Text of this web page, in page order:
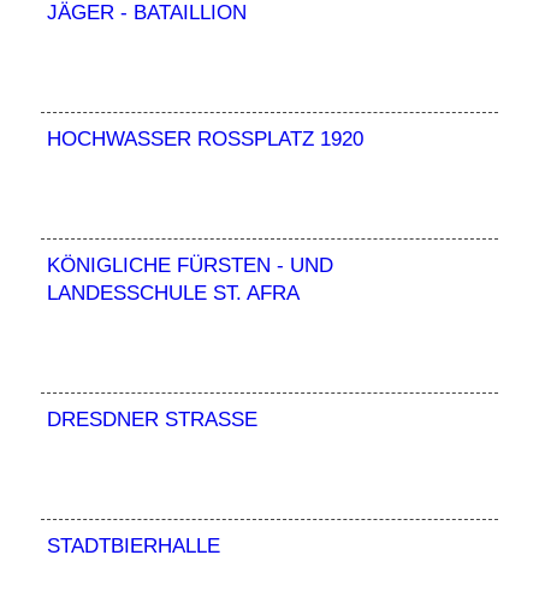
JÄGER - BATAILLION
HOCHWASSER ROSSPLATZ 1920
KÖNIGLICHE FÜRSTEN - UND
LANDESSCHULE ST. AFRA
DRESDNER STRASSE
STADTBIERHALLE